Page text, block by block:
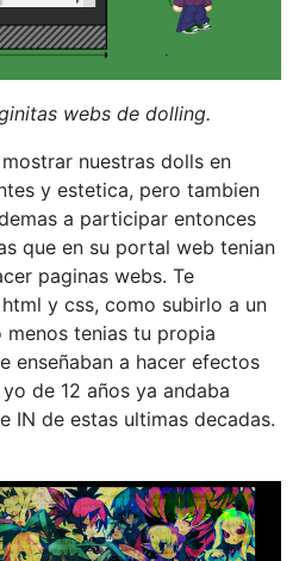
webs de dolling.
nuestras dolls en
y estetica, pero tambien
a participar entonces
que en su portal web tenian
paginas webs. Te
y css, como subirlo a un
tenias tu propia
enseñaban a hacer efectos
de 12 años ya andaba
IN de estas ultimas decadas.